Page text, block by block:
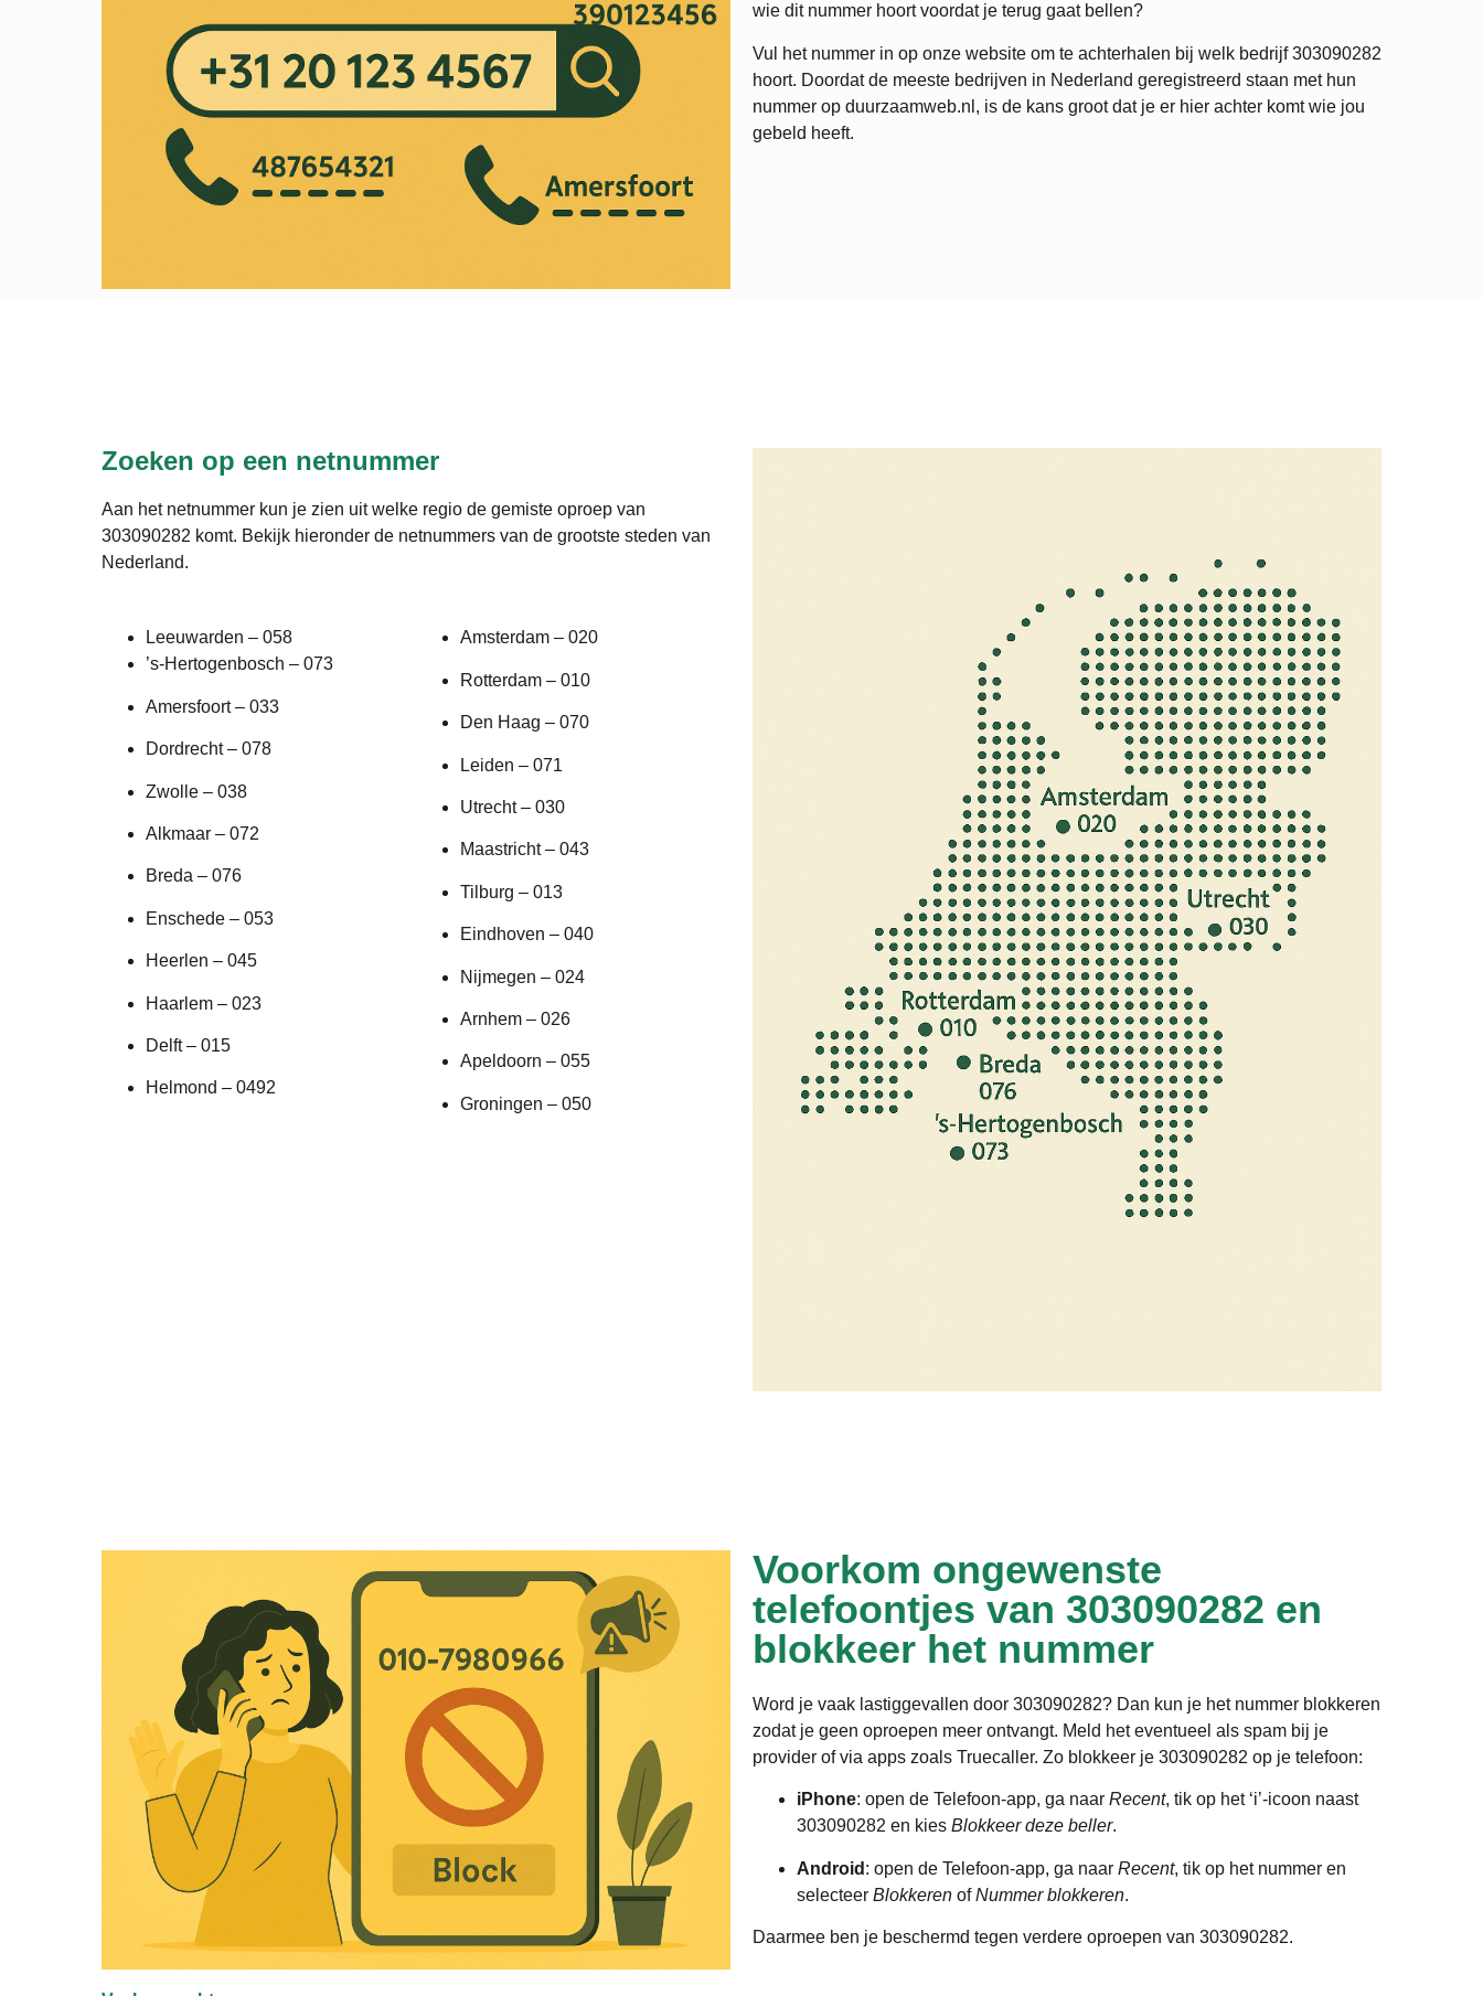
wie dit nummer hoort voordat je terug gaat bellen?
Vul het nummer in op onze website om te achterhalen bij welk bedrijf303090282
hoort. Doordat de meeste bedrijven in Nederland geregistreerd staan met hun
nummer op duurzaamweb.nl, is de kans groot dat je er hier achter komt wie jou
gebeld heeft.
Zoeken op een netnummer
Aan het netnummer kun je zien uit welke regio de gemiste oproep van
303090282 komt. Bekijk hieronder de netnummers van de grootste steden van
Nederland.
Leeuwarden – 058
’s-Hertogenbosch – 073
Amersfoort – 033
Dordrecht – 078
Zwolle – 038
Alkmaar – 072
Breda – 076
Enschede – 053
Heerlen – 045
Haarlem – 023
Delft – 015
Helmond – 0492
Amsterdam – 020
Rotterdam – 010
Den Haag – 070
Leiden – 071
Utrecht – 030
Maastricht – 043
Tilburg – 013
Eindhoven – 040
Nijmegen – 024
Arnhem – 026
Apeldoorn – 055
Groningen – 050
Voorkom ongewenste
telefoontjes van 303090282 en
blokkeer het nummer
Word je vaak lastiggevallen door 303090282? Dan kun je het nummer blokkeren
zodat je geen oproepen meer ontvangt. Meld het eventueel als spam bij je
provider of via apps zoals Truecaller. Zo blokkeer je 303090282 op je telefoon:
iPhone: open de Telefoon-app, ga naar Recent, tik op het ‘i’-icoon naast
303090282 en kies Blokkeer deze beller.
Android : open de Telefoon-app, ga naar Recent, tik op het nummer en
selecteer Blokkeren ofNummer blokkeren.
Daarmee ben je beschermd tegen verdere oproepen van 303090282.